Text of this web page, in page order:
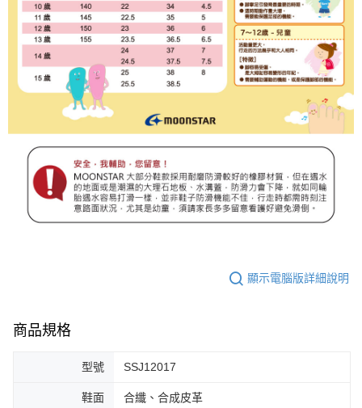
顯示電腦版詳細說明
商品規格
型號 SSJ12017
鞋面 合纖、合成皮革